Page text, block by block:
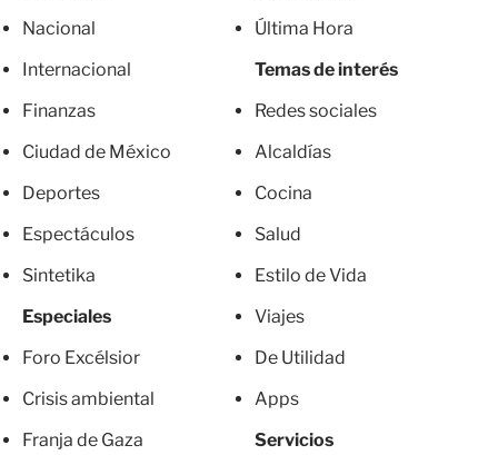
Nacional
Internacional
Finanzas
Ciudad de México
Deportes
Espectáculos
Sintetika
Especiales
Foro Excélsior
Crisis ambiental
Franja de Gaza
Última Hora
Temas de interés
Redes sociales
Alcaldías
Cocina
Salud
Estilo de Vida
Viajes
De Utilidad
Apps
Servicios